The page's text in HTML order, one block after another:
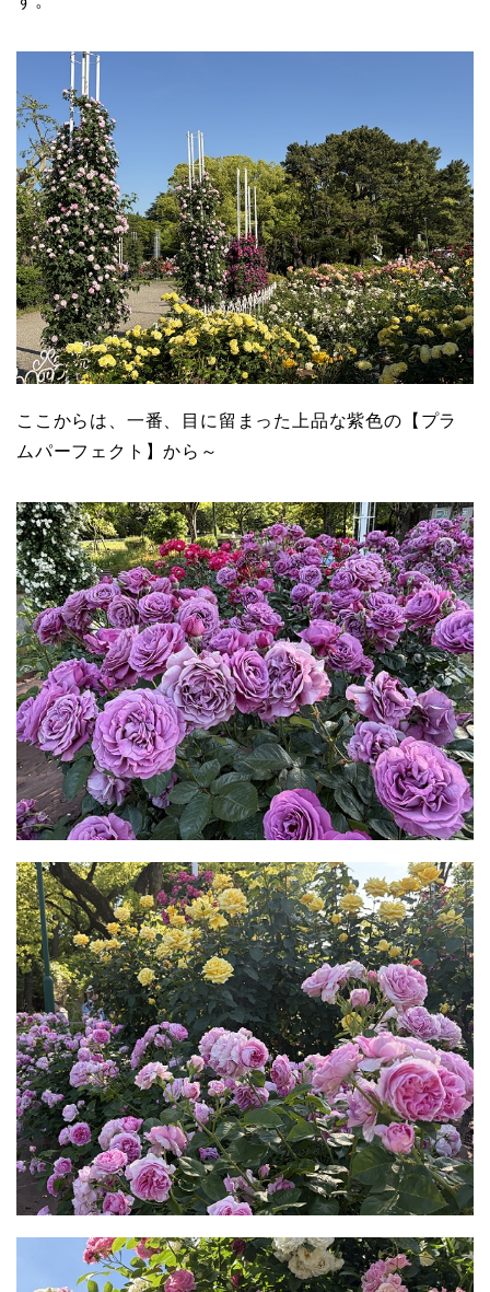
ここからは、一番、目に留まった上品な紫色の【プラ
ムパーフェクト】から～